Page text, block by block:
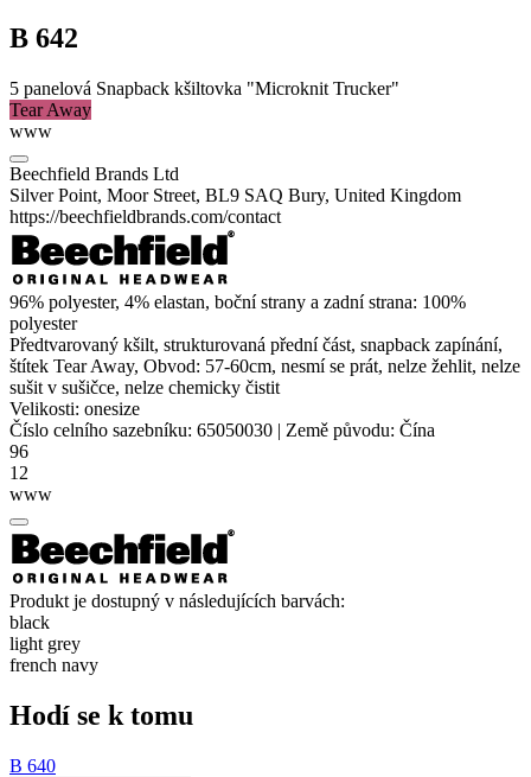
B 642
5 panelová Snapback kšiltovka "Microknit Trucker"
Tear Away
www
Beechfield Brands Ltd
Silver Point, Moor Street, BL9 SAQ Bury, United Kingdom
https://beechfieldbrands.com/contact
96% polyester, 4% elastan, boční strany a zadní strana: 100%
polyester
Předtvarovaný kšilt, strukturovaná přední část, snapback zapínání,
štítek Tear Away, Obvod: 57-60cm, nesmí se prát, nelze žehlit, nelze
sušit v sušičce, nelze chemicky čistit
Velikosti: onesize
Číslo celního sazebníku: 65050030 | Země původu: Čína
96
12
www
Produkt je dostupný v následujících barvách:
black
light grey
french navy
Hodí se k tomu
B 640